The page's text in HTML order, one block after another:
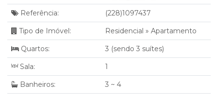
Referência: (228)1097437
Tipo de Imóvel: Residencial » Apartamento
Quartos: 3 (sendo 3 suítes)
Sala: 1
Banheiros: 3 ~ 4